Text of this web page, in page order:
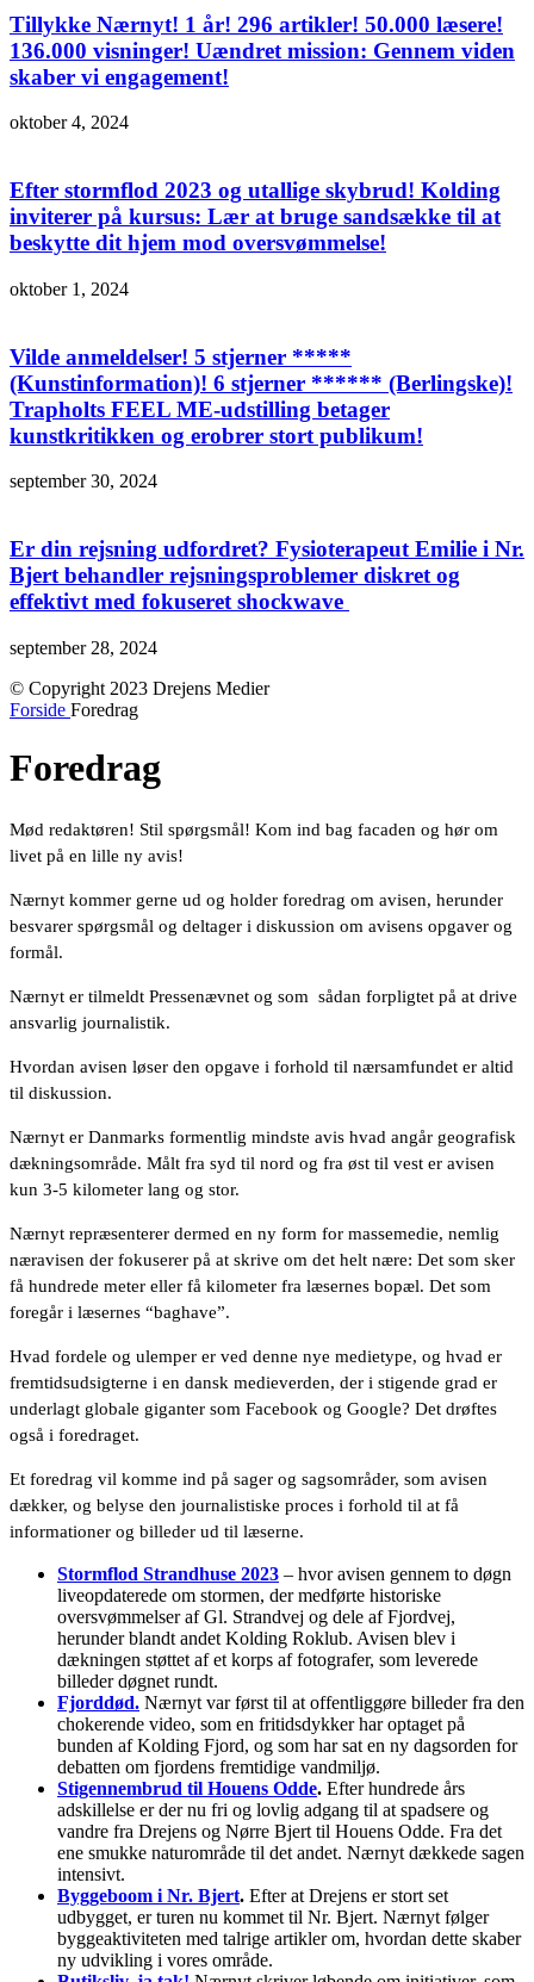
Tillykke Nærnyt! 1 år! 296 artikler! 50.000 læsere!
136.000 visninger! Uændret mission: Gennem viden
skaber vi engagement!
oktober 4, 2024
Efter stormflod 2023 og utallige skybrud! Kolding
inviterer på kursus: Lær at bruge sandsække til at
beskytte dit hjem mod oversvømmelse!
oktober 1, 2024
Vilde anmeldelser! 5 stjerner *****
(Kunstinformation)! 6 stjerner ****** (Berlingske)!
Trapholts FEEL ME-udstilling betager
kunstkritikken og erobrer stort publikum!
september 30, 2024
Er din rejsning udfordret? Fysioterapeut Emilie i Nr.
Bjert behandler rejsningsproblemer diskret og
effektivt med fokuseret shockwave
september 28, 2024
© Copyright 2023 Drejens Medier
Forside Foredrag
Foredrag
Mød redaktøren! Stil spørgsmål! Kom ind bag facaden og hør om
livet på en lille ny avis!
Nærnyt kommer gerne ud og holder foredrag om avisen, herunder
besvarer spørgsmål og deltager i diskussion om avisens opgaver og
formål.
Nærnyt er tilmeldt Pressenævnet og som sådan forpligtet på at drive
ansvarlig journalistik.
Hvordan avisen løser den opgave i forhold til nærsamfundet er altid
til diskussion.
Nærnyt er Danmarks formentlig mindste avis hvad angår geografisk
dækningsområde. Målt fra syd til nord og fra øst til vest er avisen
kun 3-5 kilometer lang og stor.
Nærnyt repræsenterer dermed en ny form for massemedie, nemlig
næravisen der fokuserer på at skrive om det helt nære: Det som sker
få hundrede meter eller få kilometer fra læsernes bopæl. Det som
foregår i læsernes “baghave”.
Hvad fordele og ulemper er ved denne nye medietype, og hvad er
fremtidsudsigterne i en dansk medieverden, der i stigende grad er
underlagt globale giganter som Facebook og Google? Det drøftes
også i foredraget.
Et foredrag vil komme ind på sager og sagsområder, som avisen
dækker, og belyse den journalistiske proces i forhold til at få
informationer og billeder ud til læserne.
Stormflod Strandhuse 2023 – hvor avisen gennem to døgn
liveopdaterede om stormen, der medførte historiske
oversvømmelser af Gl. Strandvej og dele af Fjordvej,
herunder blandt andet Kolding Roklub. Avisen blev i
dækningen støttet af et korps af fotografer, som leverede
billeder døgnet rundt.
Fjorddød. Nærnyt var først til at offentliggøre billeder fra den
chokerende video, som en fritidsdykker har optaget på
bunden af Kolding Fjord, og som har sat en ny dagsorden for
debatten om fjordens fremtidige vandmiljø.
Stigennembrud til Houens Odde. Efter hundrede års
adskillelse er der nu fri og lovlig adgang til at spadsere og
vandre fra Drejens og Nørre Bjert til Houens Odde. Fra det
ene smukke naturområde til det andet. Nærnyt dækkede sagen
intensivt.
Byggeboom i Nr. Bjert. Efter at Drejens er stort set
udbygget, er turen nu kommet til Nr. Bjert. Nærnyt følger
byggeaktiviteten med talrige artikler om, hvordan dette skaber
ny udvikling i vores område.